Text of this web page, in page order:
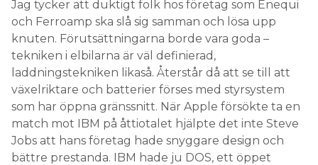
Jag tycker att duktigt folk hos företag som Enequi
och Ferroamp ska slå sig samman och lösa upp
knuten. Förutsättningarna borde vara goda –
tekniken i elbilarna är väl definierad,
laddningstekniken likaså. Återstår då att se till att
växelriktare och batterier förses med styrsystem
som har öppna gränssnitt. När Apple försökte ta en
match mot IBM på åttiotalet hjälpte det inte Steve
Jobs att hans företag hade snyggare design och
bättre prestanda. IBM hade ju DOS, ett öppet